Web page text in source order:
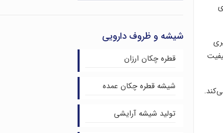
شیشه و ظروف دارویی
قطره چکان ارزان
شیشه قطره چکان عمده
تولید شیشه آرایشی